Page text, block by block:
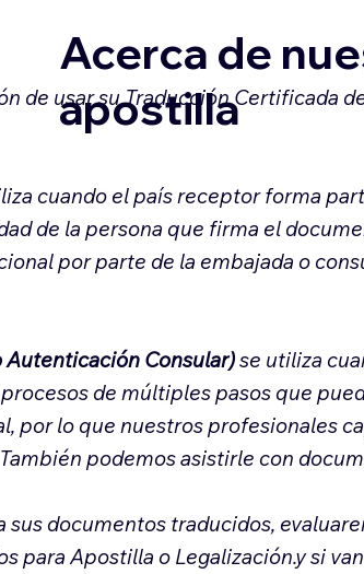
Acerca de
apostilla
de usar su Traducción Certificada
cuando el país receptor forma
de la persona que firma el
por parte de la embajada o
Autenticación Consular)se utiliza
de múltiples pasos que
por lo que nuestros profesionales
podemos asistirle con
sus documentos traducidos,
para Apostilla o Legalización.y si